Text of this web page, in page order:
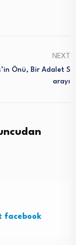
NEXT
Önü, Bir Adalet S
Arayı
facebook